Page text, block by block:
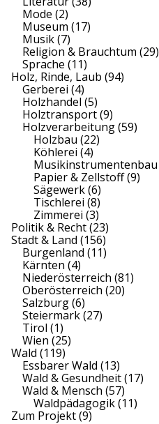
Mode (2)
Museum (17)
Musik(7)
Religion & Brauchtum (29)
Sprache (11)
Holz, Rinde, Laub (94)
Gerberei (4)
Holzhandel (5)
Holztransport(9)
Holzverarbeitung(59)
Holzbau (22)
Köhlerei (4)
Musikinstrumentenbau
Papier & Zellstoff(9)
Sägewerk(6)
Tischlerei (8)
Zimmerei (3)
Politik & Recht(23)
Stadt & Land (156)
Burgenland (11)
Kärnten (4)
Niederösterreich (81)
Oberösterreich (20)
Salzburg(6)
Steiermark(27)
Tirol (1)
Wien (25)
Wald (119)
Essbarer Wald (13)
Wald & Gesundheit(17)
Wald & Mensch (57)
Waldpädagogik(11)
Zum Projekt(9)